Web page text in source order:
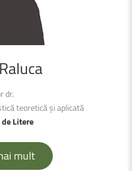
Raluca
dr.
teoretică și aplicată
Litere
mult